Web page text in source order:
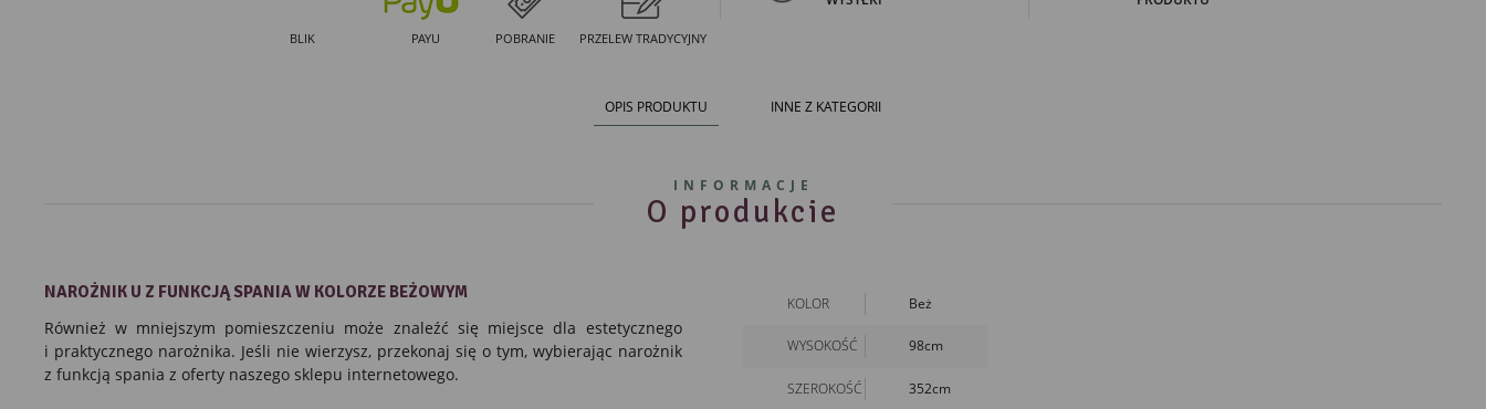
BLIK PAYU POBRANIE PRZELEW TRADYCYJNY
OPIS PRODUKTU INNE Z KATEGORII
INFORMACJE
O produkcie
NAROŻNIK U Z FUNKCJĄ SPANIAWKOLORZE BEŻOWYM
Również w mniejszym pomieszczeniu może znaleźć się miejsce dla estetycznego
i praktycznego narożnika. Jeśli nie wierzysz, przekonaj się o tym, wybierając narożnik
z funkcją spania z oferty naszego sklepu internetowego.
KOLOR Beż
WYSOKOŚĆ 98cm
SZEROKOŚĆ 352cm